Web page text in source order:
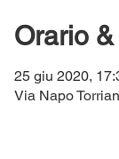
Orario
25 giu 2020,
Via Napo